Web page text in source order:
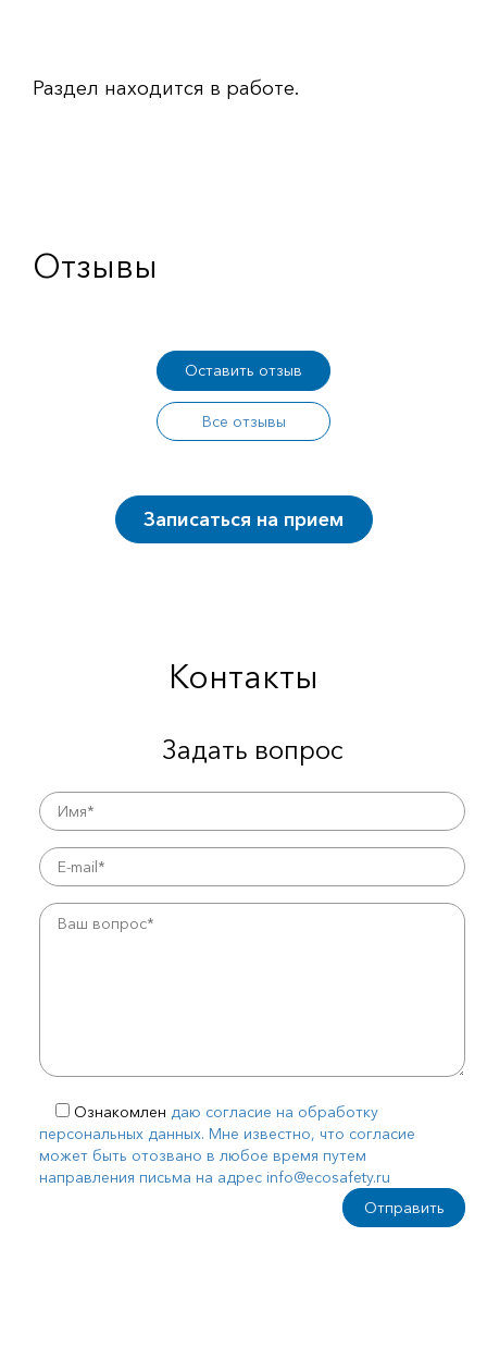
Раздел находится в работе.
Отзывы
Оставить отзыв
Все отзывы
Записаться на прием
Контакты
Задать вопрос
Ознакомлен даю согласие на обработку
персональных данных. Мне известно, что согласие
может быть отозвано в любое время путем
направления письма на адрес info@ecosafety.ru